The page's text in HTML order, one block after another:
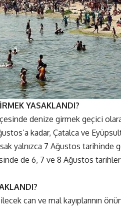
YASAKLANDI?
denize girmek geçici
kadar, Çatalca ve
yalnızca 7 Ağustos tarihinde
de 6, 7 ve 8 Ağustos
can ve mal kayıplarının